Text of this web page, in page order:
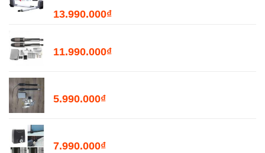
13.990.000₫
11.990.000₫
5.990.000₫
7.990.000₫